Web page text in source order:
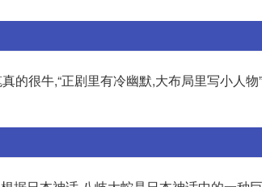
的很牛,“正剧里有冷幽默,大布局里写小人